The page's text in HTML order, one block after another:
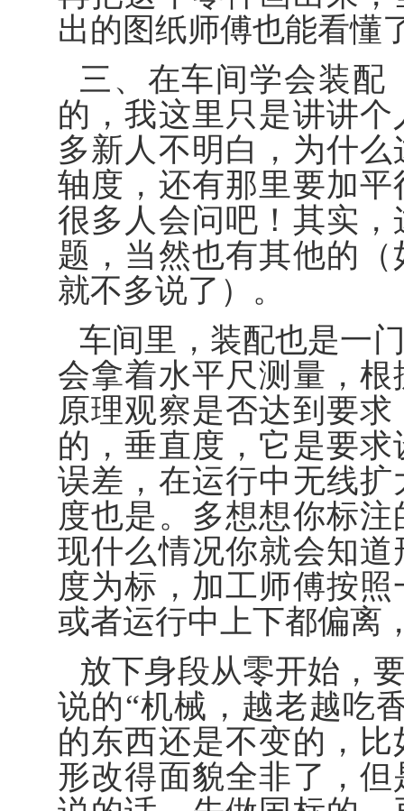
出的图纸师傅也能看懂
三、在车间学会装配
的，我这里只是讲讲
多新人不明白，为什
轴度，还有那里要加
很多人会问吧！其实
题，当然也有其他的
就不多说了）。
车间里，装配也是一
会拿着水平尺测量，
原理观察是否达到要
的，垂直度，它是要
误差，在运行中无线
度也是。多想想你标
现什么情况你就会知
度为标，加工师傅按
或者运行中上下都偏离
放下身段从零开始，
说的“机械，越老越吃
的东西还是不变的，
形改得面貌全非了，